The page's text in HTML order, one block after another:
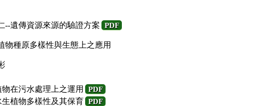
--遺傳資源來源的驗證方案
PDF
物種原多樣性與生態上之應用
在污水處理上之運用
PDF
植物多樣性及其保育 PDF